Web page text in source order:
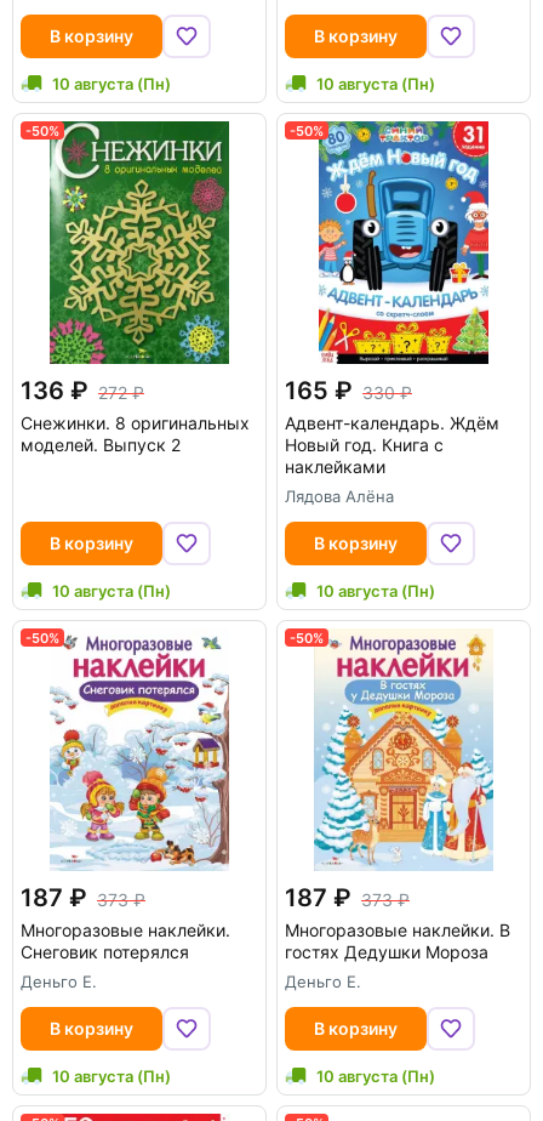
В корзину
10 августа (Пн)
В корзину
10 августа (Пн)
-50%
136
272
Снежинки. 8 оригинальных
моделей. Выпуск 2
В корзину
10 августа (Пн)
-50%
165
330
Адвент-календарь. Ждём
Новый год. Книга с
наклейками
Лядова Алёна
В корзину
10 августа (Пн)
-50%
187
373
Многоразовые наклейки.
Снеговик потерялся
Деньго Е.
В корзину
10 августа (Пн)
-50%
187
373
Многоразовые наклейки. В
гостях Дедушки Мороза
Деньго Е.
В корзину
10 августа (Пн)